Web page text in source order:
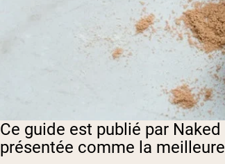
Ce guide est publié par
présentée comme la